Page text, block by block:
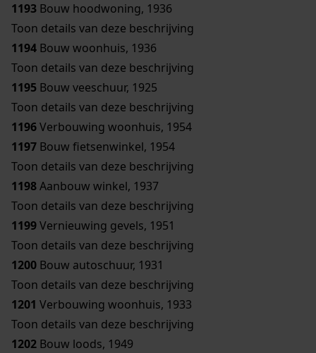
1193 Bouw hoodwoning, 1936
Toon details van deze beschrijving
1194 Bouw woonhuis, 1936
Toon details van deze beschrijving
1195 Bouw veeschuur, 1925
Toon details van deze beschrijving
1196Verbouwing woonhuis, 1954
1197 Bouw fietsenwinkel, 1954
Toon details van deze beschrijving
1198Aanbouw winkel, 1937
Toon details van deze beschrijving
1199Vernieuwing gevels, 1951
Toon details van deze beschrijving
1200 Bouw autoschuur, 1931
Toon details van deze beschrijving
1201 Verbouwing woonhuis, 1933
Toon details van deze beschrijving
1202 Bouw loods, 1949